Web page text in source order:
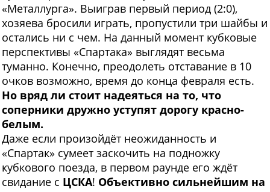
«Металлурга». Выиграв первый период (2:0),
хозяева бросили играть, пропустили три шайбы и
остались ни с чем. На данный момент кубковые
перспективы «Спартака» выглядят весьма
туманно. Конечно, преодолеть отставание в 10
очков возможно, время до конца февраля есть.
Но вряд ли стоит надеяться на то, что
соперники дружно уступят дорогу красно-
белым.
Даже если произойдёт неожиданность и
«Спартак» сумеет заскочить на подножку
кубкового поезда, в первом раунде его ждёт
свидание с ЦСКА! Объективно сильнейшим на